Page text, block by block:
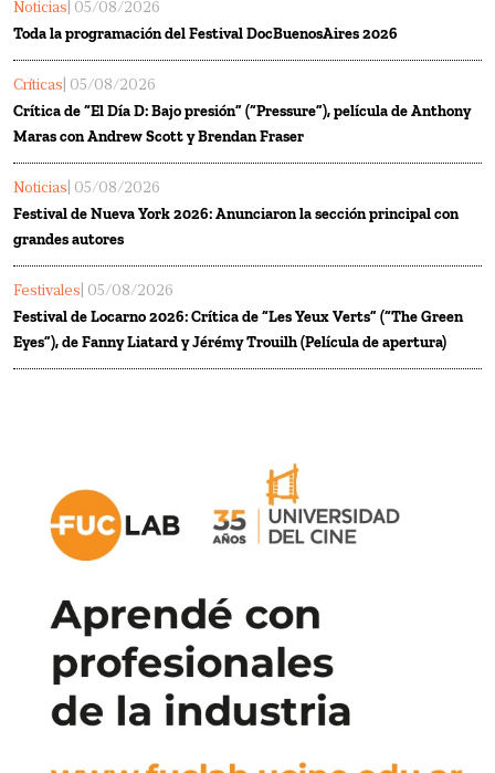
Noticias | 05/08/2026
Toda la programación del Festival DocBuenosAires 2026
Críticas | 05/08/2026
Crítica de “El Día D: Bajo presión” (“Pressure”), película de Anthony
Maras con Andrew Scott y Brendan Fraser
Noticias | 05/08/2026
Festival de Nueva York 2026: Anunciaron la sección principal con
grandes autores
Festivales | 05/08/2026
Festival de Locarno 2026: Crítica de “Les Yeux Verts” (“The Green
Eyes”), de Fanny Liatard y Jérémy Trouilh (Película de apertura)